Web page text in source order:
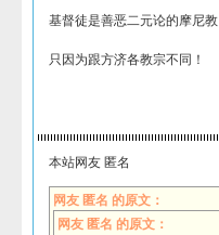
基督徒是善恶二元论的摩尼教
只因为跟方济各教宗不同！
本站网友 匿名
网友 匿名 的原文：
网友 匿名 的原文：